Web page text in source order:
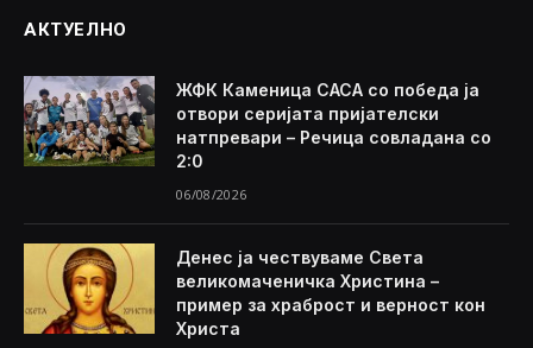
АКТУЕЛНО
ЖФК Каменица САСА со победа ја
отвори серијата пријателски
натпревари – Речица совладана со
2:0
06/08/2026
Денес ја чествуваме Света
великомаченичка Христина –
пример за храброст и верност кон
Христа